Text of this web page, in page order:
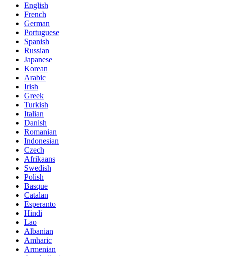
English
French
German
Portuguese
Spanish
Russian
Japanese
Korean
Arabic
Irish
Greek
Turkish
Italian
Danish
Romanian
Indonesian
Czech
Afrikaans
Swedish
Polish
Basque
Catalan
Esperanto
Hindi
Lao
Albanian
Amharic
Armenian